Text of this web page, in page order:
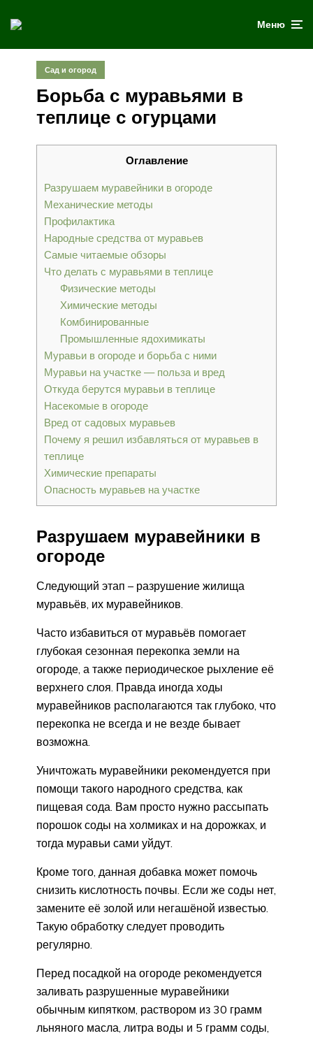
Меню
Сад и огород
Борьба с муравьями в
теплице с огурцами
Оглавление
Разрушаем муравейники в огороде
Механические методы
Профилактика
Народные средства от муравьев
Самые читаемые обзоры
Что делать с муравьями в теплице
Физические методы
Химические методы
Комбинированные
Промышленные ядохимикаты
Муравьи в огороде и борьба с ними
Муравьи на участке — польза и вред
Откуда берутся муравьи в теплице
Насекомые в огороде
Вред от садовых муравьев
Почему я решил избавляться от муравьев в
теплице
Химические препараты
Опасность муравьев на участке
Разрушаем муравейники в
огороде
Следующий этап – разрушение жилища
муравьёв, их муравейников.
Часто избавиться от муравьёв помогает
глубокая сезонная перекопка земли на
огороде, а также периодическое рыхление её
верхнего слоя. Правда иногда ходы
муравейников располагаются так глубоко, что
перекопка не всегда и не везде бывает
возможна.
Уничтожать муравейники рекомендуется при
помощи такого народного средства, как
пищевая сода. Вам просто нужно рассыпать
порошок соды на холмиках и на дорожках, и
тогда муравьи сами уйдут.
Кроме того, данная добавка может помочь
снизить кислотность почвы. Если же соды нет,
замените её золой или негашёной известью.
Такую обработку следует проводить
регулярно.
Перед посадкой на огороде рекомендуется
заливать разрушенные муравейники
обычным кипятком, раствором из 30 грамм
льняного масла, литра воды и 5 грамм соды,